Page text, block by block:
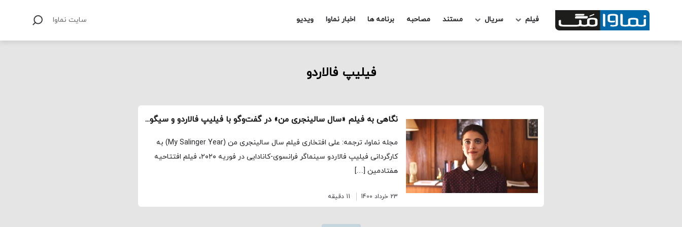
فیلم سریال مستند مصاحبه برنامه ها اخبار نماوا ویدیو سایت نماوا
فیلیپ فالاردو
نگاهی به فیلم «سال سالینجری من» در گفت‌وگو با فیلیپ فالاردو و سیگورنی ویور
مجله نماوا، ترجمه: علی افتخاری فیلم سال سالینجری من (My Salinger Year) به
کارگردانی فیلیپ فالاردو سینماگر فرانسوی-کانادایی در فوریه ۲۰۲۰، فیلم افتتاحیه
هفتادمین […]
23 خرداد 1400 11 دقیقه